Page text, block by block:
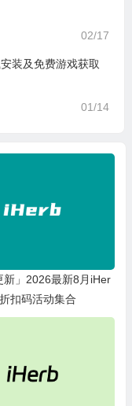
02/17
装及免费游戏获取
01/14
新」2026最新8月iHer
扣码活动集合